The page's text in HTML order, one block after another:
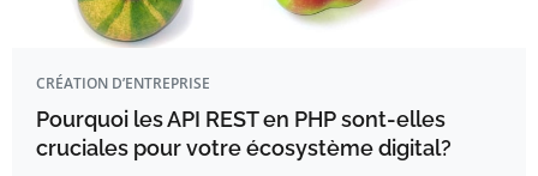
CRÉATION D’ENTREPRISE
Pourquoi les API REST en PHP sont-elles
cruciales pour votre écosystème digital?